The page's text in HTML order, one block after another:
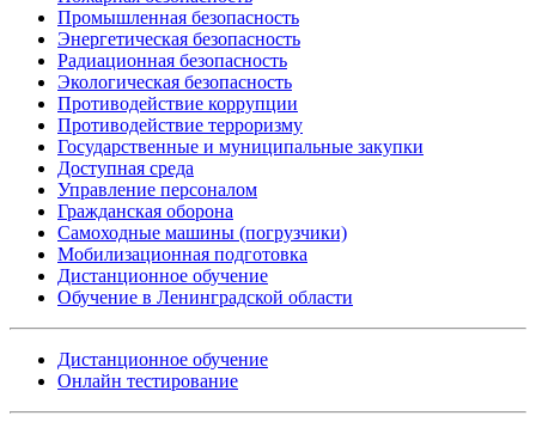
Промышленная безопасность
Энергетическая безопасность
Радиационная безопасность
Экологическая безопасность
Противодействие коррупции
Противодействие терроризму
Государственные и муниципальные закупки
Доступная среда
Управление персоналом
Гражданская оборона
Самоходные машины (погрузчики)
Мобилизационная подготовка
Дистанционное обучение
Обучение в Ленинградской области
Дистанционное обучение
Онлайн тестирование